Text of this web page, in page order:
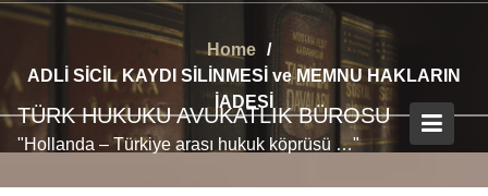
Skip
TÜRK HUKUKU AVUKATLIK BÜROSU
"Hollanda – Türkiye arası hukuk köprüsü …"
Home
ADLİ SİCİL KAYDI SİLİNMESİ ve MEMNU HAKLARIN
İADESİ